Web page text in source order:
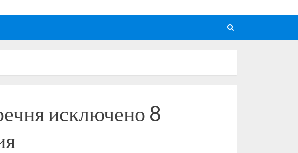
исключено 8